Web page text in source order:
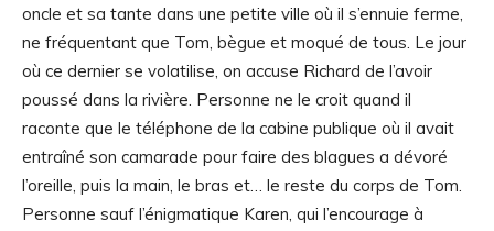
oncle et sa tante dans une petite ville où il s’ennuie ferme,
ne fréquentant que Tom, bègue et moqué de tous. Le jour
où ce dernier se volatilise, on accuse Richard de l’avoir
poussé dans la rivière. Personne ne le croit quand il
raconte que le téléphone de la cabine publique où il avait
entraîné son camarade pour faire des blagues a dévoré
l’oreille, puis la main, le bras et… le reste du corps de Tom.
Personne sauf l’énigmatique Karen, qui l’encourage à